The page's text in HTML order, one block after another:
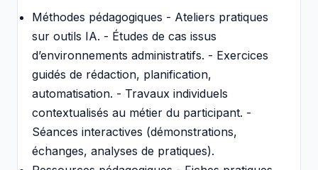
Méthodes pédagogiques - Ateliers pratiques
sur outils IA. - Études de cas issus
d’environnements administratifs. - Exercices
guidés de rédaction, planification,
automatisation. - Travaux individuels
contextualisés au métier du participant. -
Séances interactives (démonstrations,
échanges, analyses de pratiques).